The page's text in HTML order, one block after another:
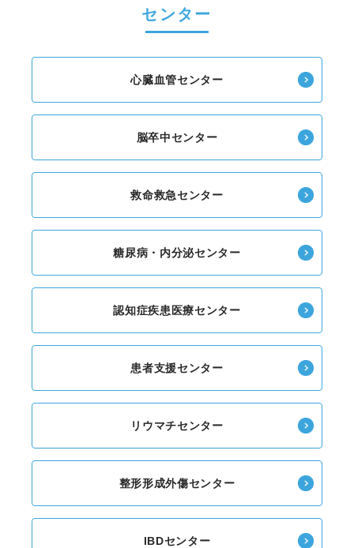
センター
心臓血管センター
脳卒中センター
救命救急センター
糖尿病・内分泌センター
認知症疾患医療センター
患者支援センター
リウマチセンター
整形形成外傷センター
IBDセンター